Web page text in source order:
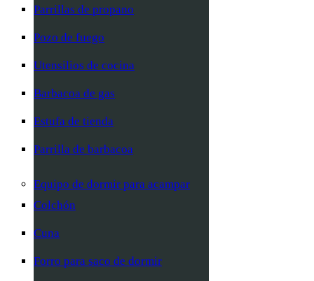
Parrillas de propano
Pozo de fuego
Utensilios de cocina
Barbacoa de gas
Estufa de tienda
Parrilla de barbacoa
Equipo de dormir para acampar
Colchón
Cuna
Forro para saco de dormir